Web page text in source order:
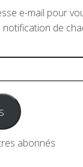
e-mail pour
de
abonnés